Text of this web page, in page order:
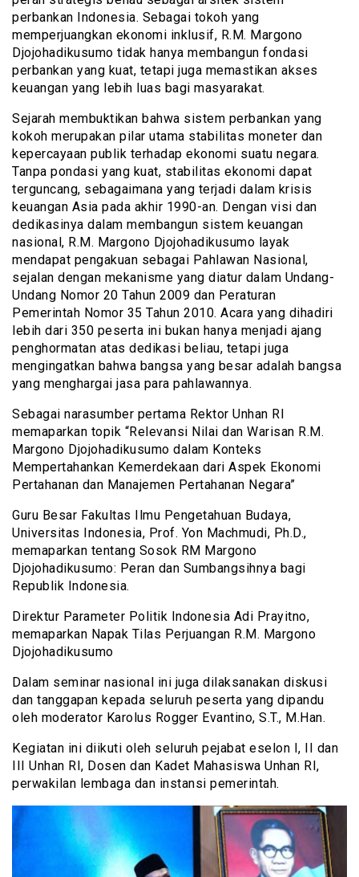
perbankan Indonesia. Sebagai tokoh yang
memperjuangkan ekonomi inklusif, R.M. Margono
Djojohadikusumo tidak hanya membangun fondasi
perbankan yang kuat, tetapi juga memastikan akses
keuangan yang lebih luas bagi masyarakat.
Sejarah membuktikan bahwa sistem perbankan yang
kokoh merupakan pilar utama stabilitas moneter dan
kepercayaan publik terhadap ekonomi suatu negara.
Tanpa pondasi yang kuat, stabilitas ekonomi dapat
terguncang, sebagaimana yang terjadi dalam krisis
keuangan Asia pada akhir 1990-an. Dengan visi dan
dedikasinya dalam membangun sistem keuangan
nasional, R.M. Margono Djojohadikusumo layak
mendapat pengakuan sebagai Pahlawan Nasional,
sejalan dengan mekanisme yang diatur dalam Undang-
Undang Nomor 20 Tahun 2009 dan Peraturan
Pemerintah Nomor 35 Tahun 2010. Acara yang dihadiri
lebih dari 350 peserta ini bukan hanya menjadi ajang
penghormatan atas dedikasi beliau, tetapi juga
mengingatkan bahwa bangsa yang besar adalah bangsa
yang menghargai jasa para pahlawannya.
Sebagai narasumber pertama Rektor Unhan RI
memaparkan topik “Relevansi Nilai dan Warisan R.M.
Margono Djojohadikusumo dalam Konteks
Mempertahankan Kemerdekaan dari Aspek Ekonomi
Pertahanan dan Manajemen Pertahanan Negara”
Guru Besar Fakultas Ilmu Pengetahuan Budaya,
Universitas Indonesia, Prof. Yon Machmudi, Ph.D.,
memaparkan tentang Sosok RM Margono
Djojohadikusumo: Peran dan Sumbangsihnya bagi
Republik Indonesia.
Direktur Parameter Politik Indonesia Adi Prayitno,
memaparkan Napak Tilas Perjuangan R.M. Margono
Djojohadikusumo
Dalam seminar nasional ini juga dilaksanakan diskusi
dan tanggapan kepada seluruh peserta yang dipandu
oleh moderator Karolus Rogger Evantino, S.T., M.Han.
Kegiatan ini diikuti oleh seluruh pejabat eselon I, II dan
III Unhan RI, Dosen dan Kadet Mahasiswa Unhan RI,
perwakilan lembaga dan instansi pemerintah.